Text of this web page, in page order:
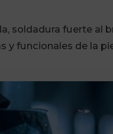
soldadura fuerte al
y funcionales de la